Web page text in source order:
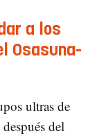
a los
Osasuna-
ultras de
del